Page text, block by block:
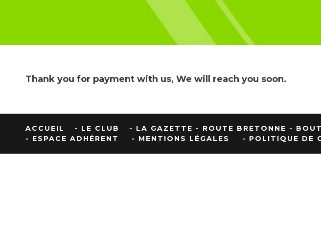
Thank you for payment with us, We will reach you soon.
ACCUEIL - LE CLUB - LA GAZETTE - ROUTE BRETONNE -
- ESPACE ADHÉRENT
- MENTIONS LÉGALES - POLITIQUE DE